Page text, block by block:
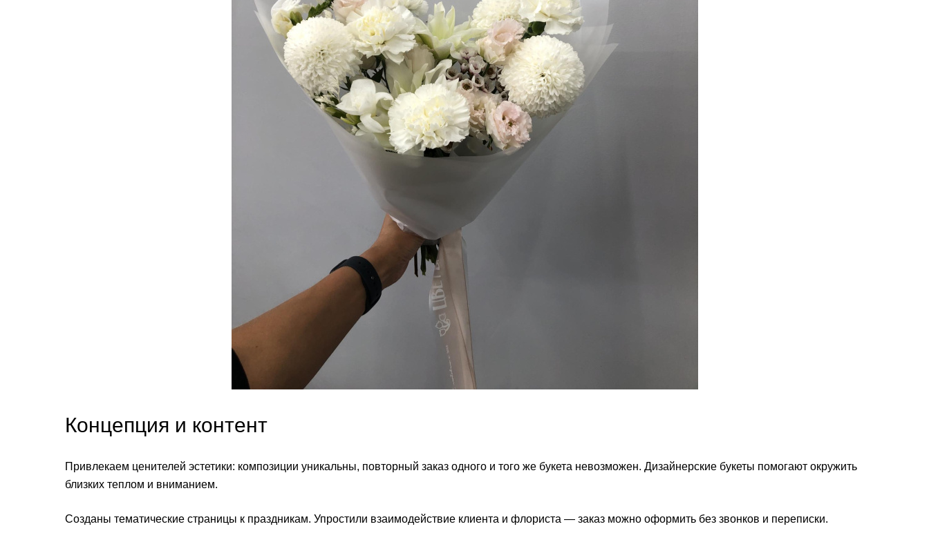
Концепция и контент
Привлекаем ценителей эстетики: композиции уникальны, повторный заказ одного и того же букета невозможен. Дизайнерские букеты помогают окружить
близких теплом и вниманием.
Созданы тематические страницы к праздникам. Упростили взаимодействие клиента и флориста — заказ можно оформить без звонков и переписки.